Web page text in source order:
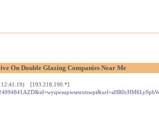
On Double Glazing Companies Near Me
12:41:19) [193.218.190.*]